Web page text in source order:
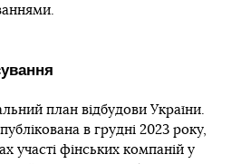
план відбудови України.
в грудні 2023 року,
участі фінських компаній у